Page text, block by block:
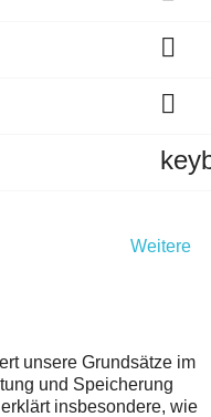


Weitere
unsere Grundsätze im
und Speicherung
insbesondere, wie